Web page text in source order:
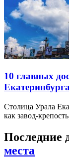
10 главных
Екатеринбурга
Столица Урала
как завод-
Последние
места